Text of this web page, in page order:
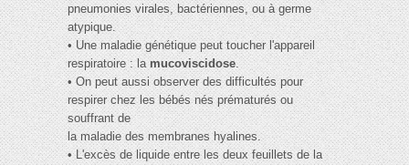
pneumonies virales, bactériennes, ou à germe
atypique.
• Une maladie génétique peut toucher l'appareil
respiratoire : lamucoviscidose.
• On peut aussi observer des difficultés pour
respirer chez les bébés nés prématurés ou
souffrant de
la maladie des membranes hyalines.
• L'excès de liquide entre les deux feuillets de la